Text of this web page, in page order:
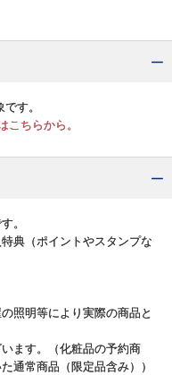
す。
こちらから。
。
典（ポイントやスタンプな
照明等により実際の商品と
ます。（化粧品の予約商
通常商品（限定品含み））